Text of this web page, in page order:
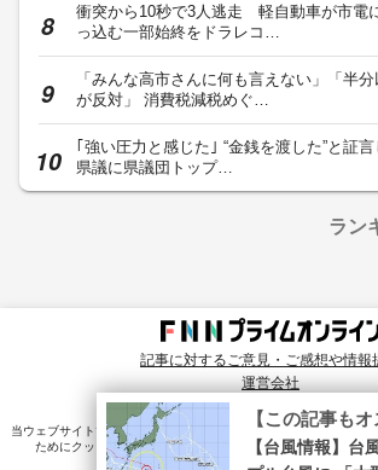
衝突から10秒で3人逃走 軽自動車が市電
っ込む一部始終をドラレコ…
「みんな高市さんに何も言えない」「半分
が反対」 消費税減税めぐ…
｢強い圧力と感じた｣ “金銭を渡した”と証言
県議に県議団トップ…
ラン
記事に対するご意見・ご感想や情報
運営会社
© Fuji News Network, Inc. All rights
当ウェブサイトでは、ユーザのニーズ・興味・関⼼に合致したコン
ためにクッキーを使⽤しています。詳細は、プライバシーポリ
【この記事もオ
【台風情報】台